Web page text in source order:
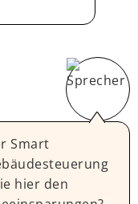
Smart
hier den